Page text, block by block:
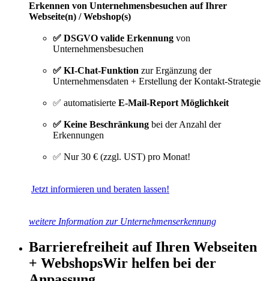
Erkennen von Unternehmensbesuchen auf Ihrer
Webseite(n) / Webshop(s)
✅ DSGVO valide Erkennung von
Unternehmensbesuchen
✅ KI-Chat-Funktion zur Ergänzung der
Unternehmensdaten + Erstellung der Kontakt-Strategie
✅ automatisierte E-Mail-Report Möglichkeit
✅ Keine Beschränkung bei der Anzahl der
Erkennungen
✅ Nur 30 € (zzgl. UST) pro Monat!
Jetzt informieren und beraten lassen!
weitere Information zur Unternehmenserkennung
Barrierefreiheit auf Ihren Webseiten
+ WebshopsWir helfen bei der